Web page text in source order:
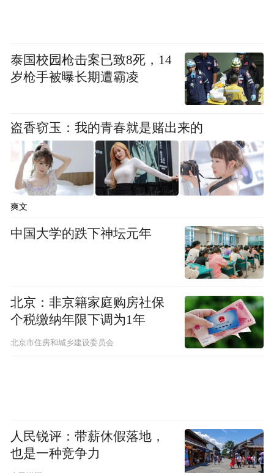
计美元，称“应该大幅降低利率”，并在图表
中将美国应设利率标注在1%左右位置。
“特别声明：以上作品内容(包括在内的视频、图片或音
频)为凤凰网旗下自媒体平台“大风号”用户上传并发
布，本平台仅提供信息存储空间服务。
Notice: The content above (including the videos,
pictures and audios if any) is uploaded and posted
by the user of Dafeng Hao, which is a social media
platform and merely provides information storage
泰国校园枪击案已致8死，14
岁枪手被曝长期遭霸凌
盗香窃玉：我的青春就是赌出来的
爽文
中国大学的跌下神坛元年
北京：非京籍家庭购房社保
个税缴纳年限下调为1年
北京市住房和城乡建设委员会
人民锐评：带薪休假落地，
也是一种竞争力